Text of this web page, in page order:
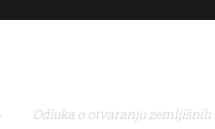
Odluka o otvaranju